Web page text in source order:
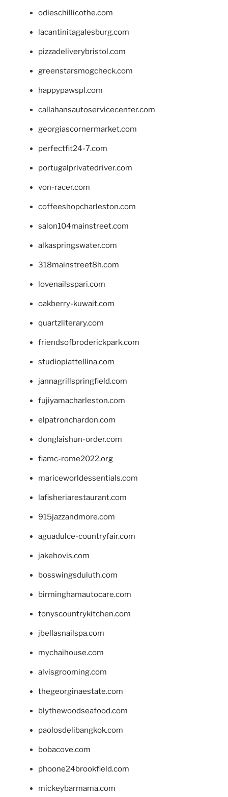
odieschillicothe.com
lacantinitagalesburg.com
pizzadeliverybristol.com
greenstarsmogcheck.com
happypawspl.com
callahansautoservicecenter.com
georgiascornermarket.com
perfectfit24-7.com
portugalprivatedriver.com
von-racer.com
coffeeshopcharleston.com
salon104mainstreet.com
alkaspringswater.com
318mainstreet8h.com
lovenailsspari.com
oakberry-kuwait.com
quartzliterary.com
friendsofbroderickpark.com
studiopiattellina.com
jannagrillspringfield.com
fujiyamacharleston.com
elpatronchardon.com
donglaishun-order.com
fiamc-rome2022.org
mariceworldessentials.com
lafisheriarestaurant.com
915jazzandmore.com
aguadulce-countryfair.com
jakehovis.com
bosswingsduluth.com
birminghamautocare.com
tonyscountrykitchen.com
jbellasnailspa.com
mychaihouse.com
alvisgrooming.com
thegeorginaestate.com
blythewoodseafood.com
paolosdelibangkok.com
bobacove.com
phoone24brookfield.com
mickeybarmama.com